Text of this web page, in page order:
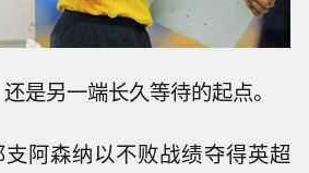
是另一端长久等待的起点。
阿森纳以不败战绩夺得英超